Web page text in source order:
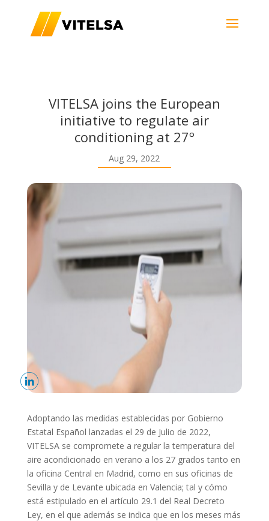
VITELSA joins the European
initiative to regulate air
conditioning at 27º
Aug 29, 2022
Adoptando las medidas establecidas por Gobierno
Estatal Español lanzadas el 29 de Julio de 2022,
VITELSAse compromete a regular la temperatura del
aire acondicionado en verano a los 27 grados tanto en
la oficina Central en Madrid, como en sus oficinas de
Sevilla y de Levante ubicada en Valencia; tal y cómo
está estipulado en el artículo 29.1 del Real Decreto
Ley, en el que además se indica que en los meses más